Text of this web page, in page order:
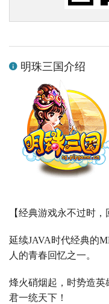
明珠三国介绍
【经典游戏永不过时，
延续JAVA时代经典的
人的青春回忆之一。
烽火硝烟起，时势造
君一统天下！